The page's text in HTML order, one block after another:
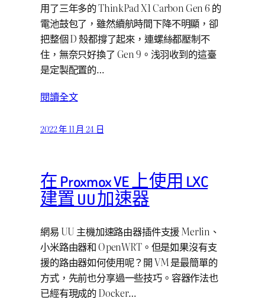
用了三年多的 ThinkPad X1 Carbon Gen 6 的
電池鼓包了，雖然續航時間下降不明顯，卻
把整個 D 殼都撐了起來，連螺絲都壓制不
住，無奈只好換了 Gen 9。浅羽收到的這臺
是定製配置的…
閱讀全文
2022 年 11 月 24 日
在 Proxmox VE 上使用 LXC
建置 UU 加速器
網易 UU 主機加速路由器插件支援 Merlin、
小米路由器和 OpenWRT。但是如果沒有支
援的路由器如何使用呢？開 VM 是最簡單的
方式，先前也分享過一些技巧。容器作法也
已經有現成的 Docker…